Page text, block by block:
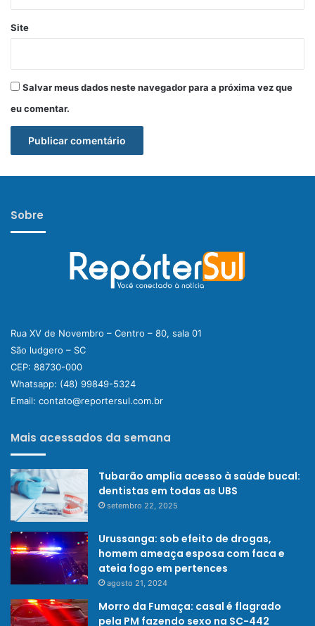
Site
Salvar meus dados neste navegador para a próxima vez que
eu comentar.
Sobre
Rua XV de Novembro – Centro – 80, sala 01
São ludgero – SC
CEP: 88730-000
Whatsapp: (48) 99849-5324
Email: contato@reportersul.com.br
Mais acessados da semana
Tubarão amplia acesso à saúde bucal:
dentistas em todas as UBS
setembro 22, 2025
Urussanga: sob efeito de drogas,
homem ameaça esposa com faca e
ateia fogo em pertences
agosto 21, 2024
Morro da Fumaça: casal é flagrado
pela PM fazendo sexo na SC-442